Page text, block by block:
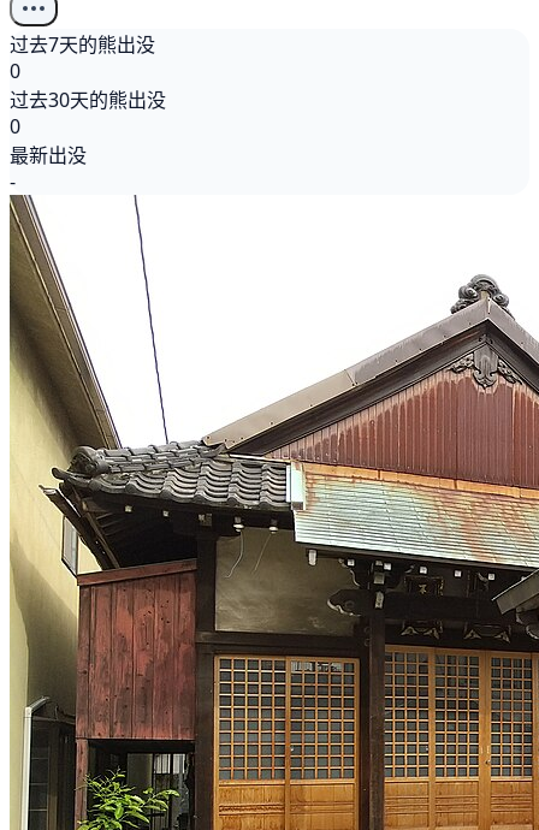
过去7天的熊出没
0
过去30天的熊出没
0
最新出没
-